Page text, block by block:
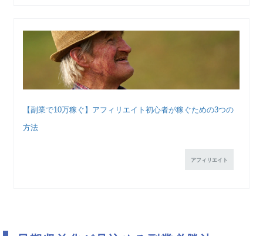
【副業で10万稼ぐ】アフィリエイト初心者が稼ぐための3つの
方法
アフィリエイト